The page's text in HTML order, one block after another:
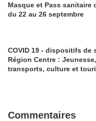
Masque et Pass sanitaire
du 22 au 26 septembre
COVID 19 - dispositifs de
Région Centre :
transports, culture et
Commentaires